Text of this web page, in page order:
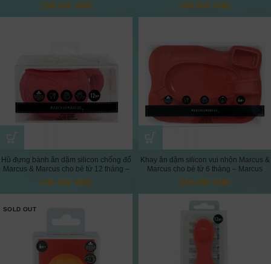
158.000 VNĐ 168.000 VNĐ
Hũ đựng bánh ăn dặm silicon chống đổ
Marcus & Marcus cho bé từ 12 tháng –
Marcus
248.000 VNĐ
Khay ăn dặm silicon vui nhộn Marcus &
Marcus cho bé từ 6 tháng – Marcus
318.000 VNĐ
SOLD OUT